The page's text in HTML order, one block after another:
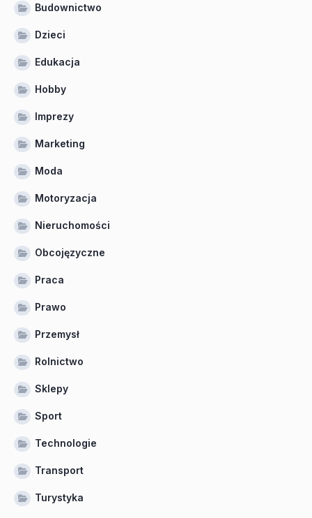
Budownictwo
Dzieci
Edukacja
Hobby
Imprezy
Marketing
Moda
Motoryzacja
Nieruchomości
Obcojęzyczne
Praca
Prawo
Przemysł
Rolnictwo
Sklepy
Sport
Technologie
Transport
Turystyka